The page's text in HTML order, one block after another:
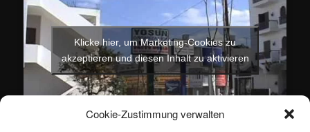
Cookie-Zustimmung verwalten
Klicke hier, um Marketing-Cookies zu
akzeptieren und diesen Inhalt zu aktivieren